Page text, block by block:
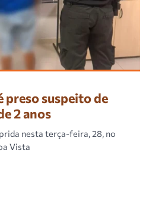
preso suspeito de
2 anos
nesta terça-feira, 28, no
Vista